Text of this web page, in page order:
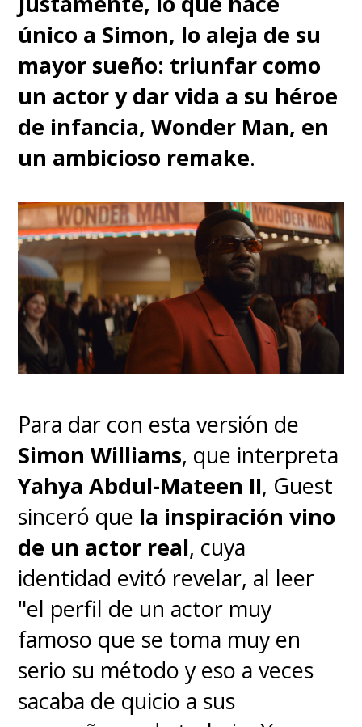
único a Simon, lo aleja de su
mayor sueño: triunfar como
un actor y dar vida a su héroe
de infancia, Wonder Man, en
un ambicioso remake.
Para dar con esta versión de
Simon Williams, que interpreta
Yahya Abdul-Mateen II, Guest
sinceró que la inspiración vino
de un actor real, cuya
identidad evitó revelar, al leer
"el perfil de un actor muy
famoso que se toma muy en
serio su método y eso a veces
sacaba de quicio a sus